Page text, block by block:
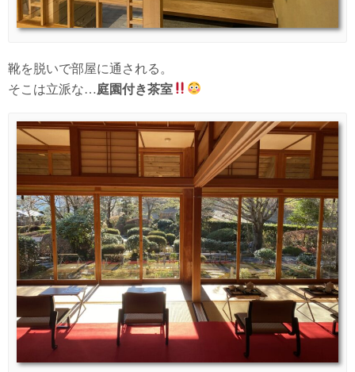
靴を脱いで部屋に通される。
そこは立派な…庭園付き茶室